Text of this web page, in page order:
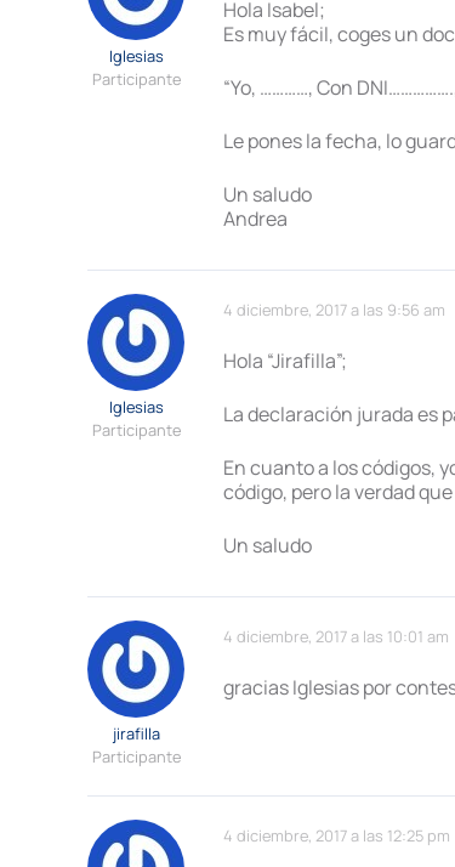
Iglesias
Participante
Hola Isabel;
Es muy fácil, coges un
“Yo, …………, Con
Le pones la fecha, lo
Un saludo
Andrea
4 diciembre, 2017 a las 9:56 am
Iglesias
Participante
Hola “Jirafilla”;
La declaración jurada es
En cuanto a los códigos,
código, pero la verdad
Un saludo
4 diciembre, 2017 a las 10:01 am
jirafilla
Participante
gracias Iglesias por
4 diciembre, 2017 a las 12:25 pm